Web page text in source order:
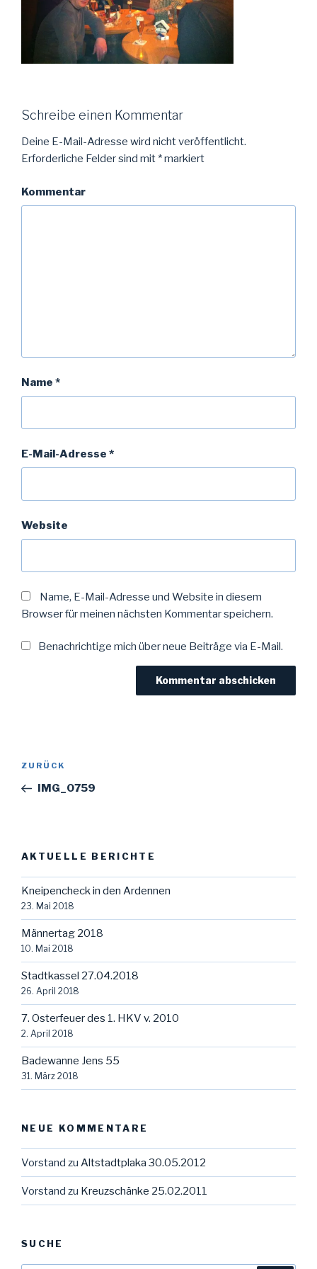
Schreibe einen Kommentar
Deine E-Mail-Adresse wird nicht veröffentlicht.
Erforderliche Felder sind mit *markiert
Kommentar
Name *
E-Mail-Adresse *
Website
Name, E-Mail-Adresse und Website in diesem
Browser für meinen nächsten Kommentar speichern.
Benachrichtige mich über neue Beiträge via E-Mail.
Beitragsnavigation
Vorheriger
Beitrag
ZURÜCK
IMG_0759
AKTUELLE BERICHTE
Kneipencheck in den Ardennen
23. Mai 2018
Männertag 2018
10. Mai 2018
Stadtkassel 27.04.2018
26. April 2018
7. Osterfeuer des 1. HKV v. 2010
2. April 2018
Badewanne Jens 55
31. März 2018
NEUE KOMMENTARE
Vorstand zu Altstadtplaka 30.05.2012
Vorstand zu Kreuzschänke 25.02.2011
SUCHE